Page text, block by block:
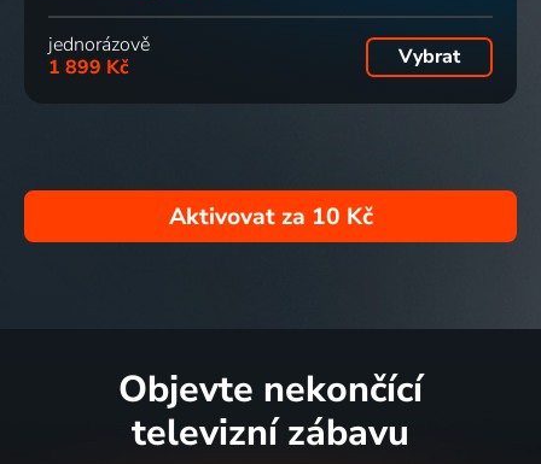
jednorázově
1 899 Kč
Vybrat
Aktivovat za 10 Kč
Objevte nekončící
televizní zábavu